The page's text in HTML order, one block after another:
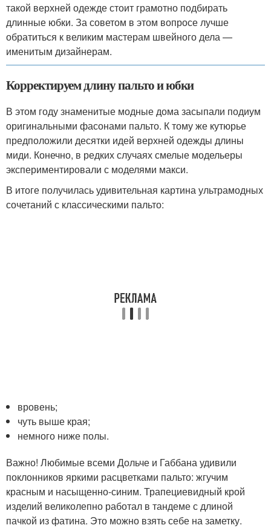
такой верхней одежде стоит грамотно подбирать
длинные юбки. За советом в этом вопросе лучше
обратиться к великим мастерам швейного дела —
именитым дизайнерам.
Корректируем длину пальто и юбки
В этом году знаменитые модные дома засыпали подиум
оригинальными фасонами пальто. К тому же кутюрье
предположили десятки идей верхней одежды длины
миди. Конечно, в редких случаях смелые модельеры
экспериментировали с моделями макси.
В итоге получилась удивительная картина ультрамодных
сочетаний с классическими пальто:
вровень;
чуть выше края;
немного ниже полы.
Важно! Любимые всеми Дольче и Габбана удивили
поклонников яркими расцветками пальто: жгучим
красным и насыщенно-синим. Трапециевидный крой
изделий великолепно работал в тандеме с длиной
пачкой из фатина. Это можно взять себе на заметку.